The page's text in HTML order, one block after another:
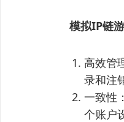
模拟IP链
高效管
录和注
一致性
个账户